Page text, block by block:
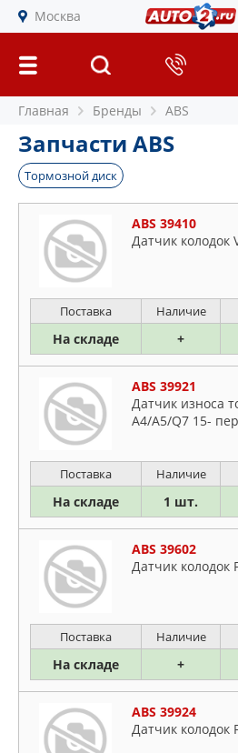
Москва
Главная Бренды ABS
Запчасти ABS
Тормозной диск
ABS 39410
Датчик колодок
Поставка Наличие
На складе +
ABS 39921
Датчик износа
A4/A5/Q7 15-
Поставка Наличие
На складе 1 шт.
ABS 39602
Датчик колодок
Поставка Наличие
На складе +
ABS 39924
Датчик колодок